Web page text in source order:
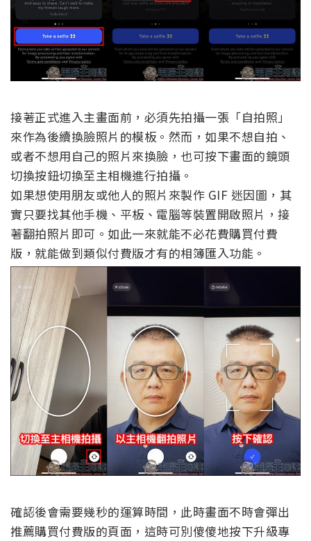
接著正式進入主畫面前，必須先拍攝一張「自拍照」
來作為後續換臉照片的模板。然而，如果不想自拍、
或者不想用自己的照片來換臉，也可按下畫面的鏡頭
切換按鈕切換至主相機進行拍攝。
如果想使用朋友或他人的照片來製作 GIF 迷因圖，其
實只要找其他手機、平板、電腦等裝置開啟照片，接
著翻拍照片即可。如此一來就能不必花費購買付費
版，就能做到類似付費版才有的相簿匯入功能。
確認後會需要幾秒的運算時間，此時畫面不時會彈出
推薦購買付費版的頁面，這時可別傻傻地按下升級專